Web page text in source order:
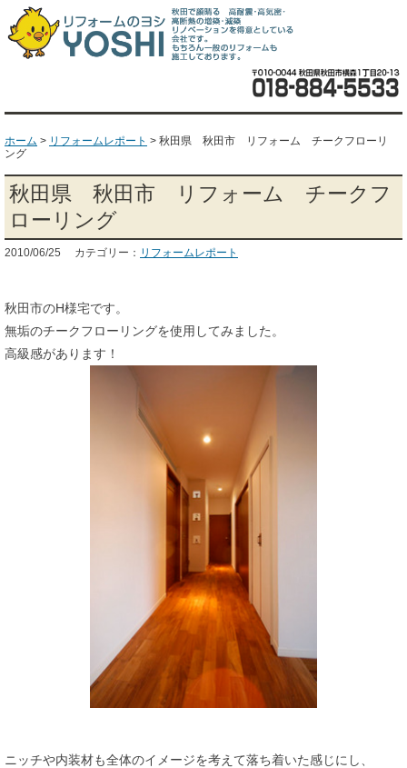
ホーム > リフォームレポート > 秋田県 秋田市 リフォーム チークフローリ
ング
秋田県 秋田市 リフォーム チークフ
ローリング
2010/06/25 カテゴリー： リフォームレポート
秋田市のH様宅です。
無垢のチークフローリングを使用してみました。
高級感があります！
ニッチや内装材も全体のイメージを考えて落ち着いた感じにし、